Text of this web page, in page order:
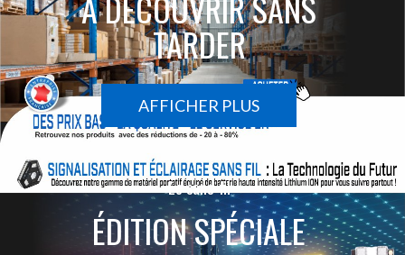
TARDER
AFFICHER PLUS
Le sans-fil
ÉDITION SPÉCIALE